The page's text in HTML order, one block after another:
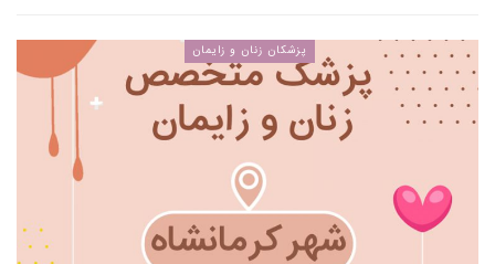
پزشکان زنان و زایمان